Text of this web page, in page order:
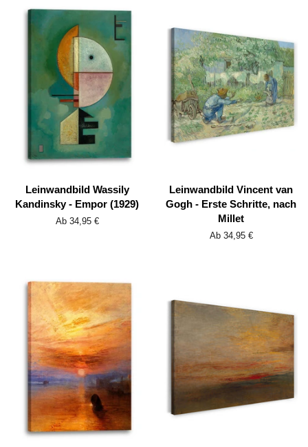
Leinwandbild Wassily
Kandinsky - Empor (1929)
Ab 34,95 €
Leinwandbild Vincent van
Gogh - Erste Schritte, nach
Millet
Ab 34,95 €